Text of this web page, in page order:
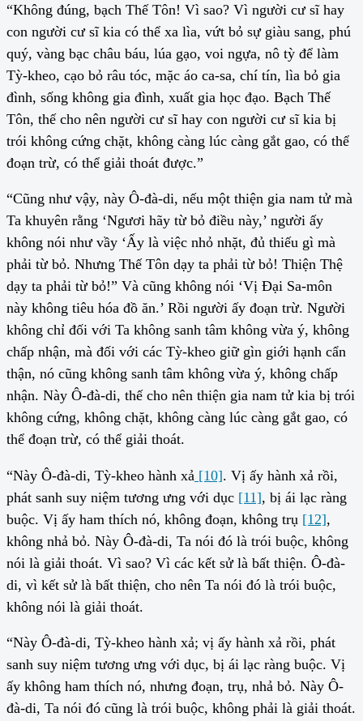
“Không đúng, bạch Thế Tôn! Vì sao? Vì người cư sĩ hay
con người cư sĩ kia có thể xa lìa, vứt bỏ sự giàu sang, phú
quý, vàng bạc châu báu, lúa gạo, voi ngựa, nô tỳ để làm
Tỳ-kheo, cạo bỏ râu tóc, mặc áo ca-sa, chí tín, lìa bỏ gia
đình, sống không gia đình, xuất gia học đạo. Bạch Thế
Tôn, thế cho nên người cư sĩ hay con người cư sĩ kia bị
trói không cứng chặt, không càng lúc càng gắt gao, có thể
đoạn trừ, có thể giải thoát được.”
“Cũng như vậy, này Ô-đà-di, nếu một thiện gia nam tử mà
Ta khuyên rằng ‘Ngươi hãy từ bỏ điều này,’ người ấy
không nói như vầy ‘Ấy là việc nhỏ nhặt, đủ thiếu gì mà
phải từ bỏ. Nhưng Thế Tôn dạy ta phải từ bỏ! Thiện Thệ
dạy ta phải từ bỏ!” Và cũng không nói ‘Vị Đại Sa-môn
này không tiêu hóa đồ ăn.’ Rồi người ấy đoạn trừ. Người
không chỉ đối với Ta không sanh tâm không vừa ý, không
chấp nhận, mà đối với các Tỳ-kheo giữ gìn giới hạnh cẩn
thận, nó cũng không sanh tâm không vừa ý, không chấp
nhận. Này Ô-đà-di, thế cho nên thiện gia nam tử kia bị trói
không cứng, không chặt, không càng lúc càng gắt gao, có
thể đoạn trừ, có thể giải thoát.
“Này Ô-đà-di, Tỳ-kheo hành xả [10]. Vị ấy hành xả rồi,
phát sanh suy niệm tương ưng với dục [11], bị ái lạc ràng
buộc. Vị ấy ham thích nó, không đoạn, không trụ [12],
không nhả bỏ. Này Ô-đà-di, Ta nói đó là trói buộc, không
nói là giải thoát. Vì sao? Vì các kết sử là bất thiện. Ô-đà-
di, vì kết sử là bất thiện, cho nên Ta nói đó là trói buộc,
không nói là giải thoát.
“Này Ô-đà-di, Tỳ-kheo hành xả; vị ấy hành xả rồi, phát
sanh suy niệm tương ưng với dục, bị ái lạc ràng buộc. Vị
ấy không ham thích nó, nhưng đoạn, trụ, nhả bỏ. Này Ô-
đà-di, Ta nói đó cũng là trói buộc, không phải là giải thoát.